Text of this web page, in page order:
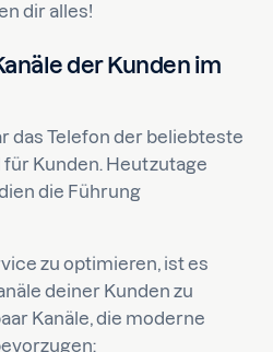
dir alles!
der Kunden im
das Telefon der beliebteste
Kunden. Heutzutage
die Führung
zu optimieren, ist es
deiner Kunden zu
Kanäle, die moderne